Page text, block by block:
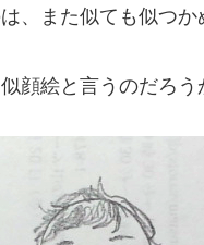
、また似ても似つか
顔絵と言うのだろう